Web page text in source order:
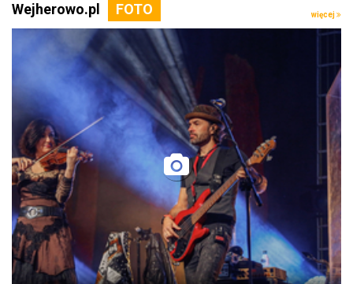
Wejherowo.pl więcej